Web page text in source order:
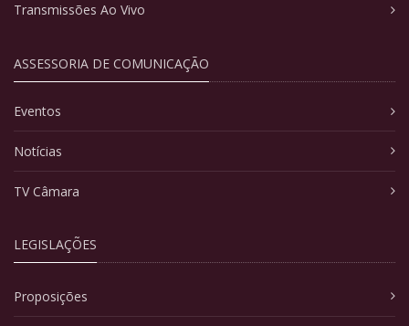
Transmissões Ao Vivo
ASSESSORIA DE COMUNICAÇÃO
Eventos
Notícias
TV Câmara
LEGISLAÇÕES
Proposições